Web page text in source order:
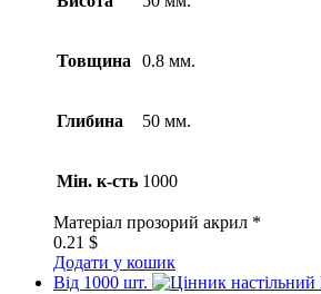
Товщина 0.8 мм.
Глибина 50 мм.
Мін. к-сть 1000
Матеріал прозорий акрил *
0.21 $
Додати у кошик
Від 1000 шт.